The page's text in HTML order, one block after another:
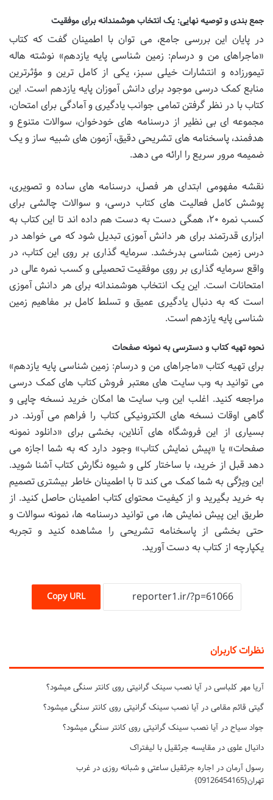
جمع بندی و توصیه نهایی: یک انتخاب هوشمندانه برای موفقیت
در پایان این بررسی جامع، می توان با اطمینان گفت که کتاب
«ماجراهای من و درسام: زمین شناسی پایه یازدهم» نوشته هاله
تیمورزاده و انتشارات خیلی سبز، یکی از کامل ترین و مؤثرترین
منابع کمک درسی موجود برای دانش آموزان پایه یازدهم است. این
کتاب با در نظر گرفتن تمامی جوانب یادگیری و آمادگی برای امتحان،
مجموعه ای بی نظیر از درسنامه های خودخوان، سوالات متنوع و
هدفمند، پاسخنامه های تشریحی دقیق، آزمون های شبیه ساز و یک
ضمیمه مرور سریع را ارائه می دهد.
نقشه مفهومی ابتدای هر فصل، درسنامه های ساده و تصویری،
پوشش کامل فعالیت های کتاب درسی، و سوالات چالشی برای
کسب نمره ۲۰، همگی دست به دست هم داده اند تا این کتاب به
ابزاری قدرتمند برای هر دانش آموزی تبدیل شود که می خواهد در
درس زمین شناسی بدرخشد. سرمایه گذاری بر روی این کتاب، در
واقع سرمایه گذاری بر روی موفقیت تحصیلی و کسب نمره عالی در
امتحانات است. این یک انتخاب هوشمندانه برای هر دانش آموزی
است که به دنبال یادگیری عمیق و تسلط کامل بر مفاهیم زمین
شناسی پایه یازدهم است.
نحوه تهیه کتاب و دسترسی به نمونه صفحات
برای تهیه کتاب «ماجراهای من و درسام: زمین شناسی پایه یازدهم»
می توانید به وب سایت های معتبر فروش کتاب های کمک درسی
مراجعه کنید. اغلب این وب سایت ها امکان خرید نسخه چاپی و
گاهی اوقات نسخه های الکترونیکی کتاب را فراهم می آورند. در
بسیاری از این فروشگاه های آنلاین، بخشی برای «دانلود نمونه
صفحات» یا «پیش نمایش کتاب» وجود دارد که به شما اجازه می
دهد قبل از خرید، با ساختار کلی و شیوه نگارش کتاب آشنا شوید.
این ویژگی به شما کمک می کند تا با اطمینان خاطر بیشتری تصمیم
به خرید بگیرید و از کیفیت محتوای کتاب اطمینان حاصل کنید. از
طریق این پیش نمایش ها، می توانید درسنامه ها، نمونه سوالات و
حتی بخشی از پاسخنامه تشریحی را مشاهده کنید و تجربه
یکپارچه از کتاب به دست آورید.
Copy URL
نظرات کاربران
آریا مهر کلباسی در آیا نصب سینک گرانیتی روی کانتر سنگی میشود؟
گیتی قائم مقامی در آیا نصب سینک گرانیتی روی کانتر سنگی میشود؟
جواد سیاح در آیا نصب سینک گرانیتی روی کانتر سنگی میشود؟
دانیال علوی در مقایسه جرثقیل با لیفتراک
رسول آرمان در اجاره جرثقیل ساعتی و شبانه روزی در غرب
تهران{09126454165}